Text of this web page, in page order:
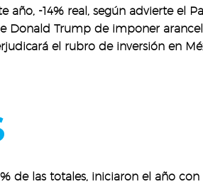
-14% real, según advierte el
Donald Trump de imponer
el rubro de inversión en
de las totales, iniciaron el año